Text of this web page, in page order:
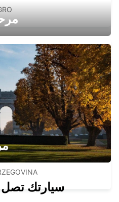
MEET N GREET
MEET N
سيارتك تصل